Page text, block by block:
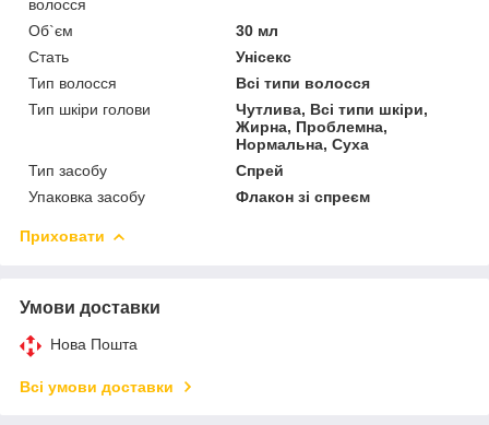
волосся
Об`єм
30 мл
Стать
Унісекс
Тип волосся
Всі типи волосся
Тип шкіри голови
Чутлива, Всі типи шкіри,
Жирна, Проблемна,
Нормальна, Суха
Тип засобу
Спрей
Упаковка засобу
Флакон зі спреєм
Приховати
Умови доставки
Нова Пошта
Всі умови доставки